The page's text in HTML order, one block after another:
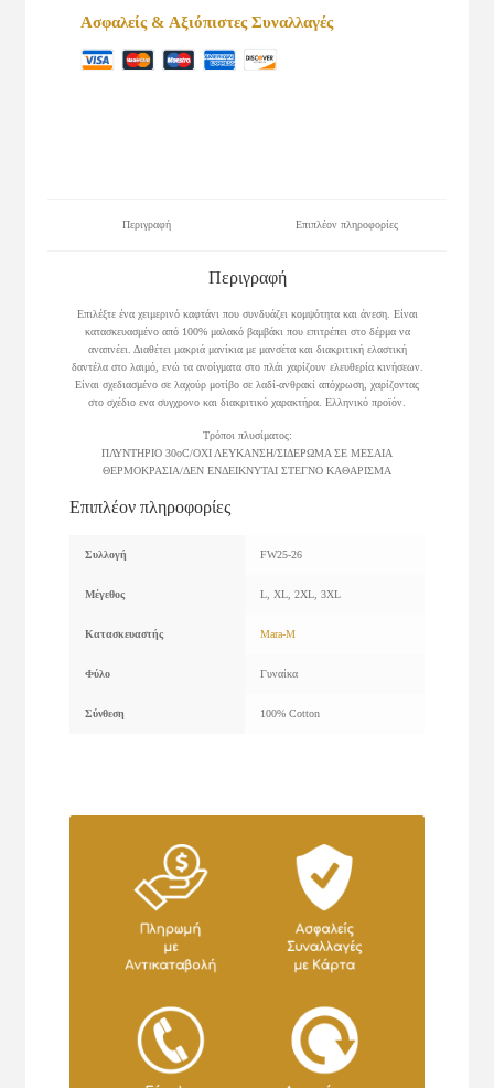
Ασφαλείς & Αξιόπιστες Συναλλαγές
Περιγραφή Επιπλέον πληροφορίες
Περιγραφή
Επιλέξτε ένα χειμερινό καφτάνι που συνδυάζει κομψότητα και άνεση. Είναι
κατασκευασμένο από 100% μαλακό βαμβάκι που επιτρέπει στο δέρμα να
αναπνέει. Διαθέτει μακριά μανίκια με μανσέτα και διακριτική ελαστική
δαντέλα στο λαιμό, ενώ τα ανοίγματα στο πλάι χαρίζουν ελευθερία κινήσεων.
Είναι σχεδιασμένο σε λαχούρ μοτίβο σε λαδί-ανθρακί απόχρωση, χαρίζοντας
στο σχέδιο ενα συγχρονο και διακριτικό χαρακτήρα. Ελληνικό προϊόν.
Τρόποι πλυσίματος:
ΠΛΥΝΤΗΡΙΟ 30οC/ΟΧΙ ΛΕΥΚΑΝΣΗ/ΣΙΔΕΡΩΜΑ ΣΕ ΜΕΣΑΙΑ
ΘΕΡΜΟΚΡΑΣΙΑ/ΔΕΝ ΕΝΔΕΙΚΝΥΤΑΙ ΣΤΕΓΝΟ ΚΑΘΑΡΙΣΜΑ
Επιπλέον πληροφορίες
Συλλογή FW25-26
Μέγεθος L, XL, 2XL, 3XL
Κατασκευαστής Mara-M
Φύλο Γυναίκα
Σύνθεση 100% Cotton